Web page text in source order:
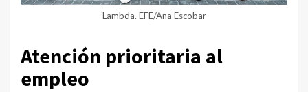
Lambda. EFE/Ana Escobar
Atención prioritaria al
empleo